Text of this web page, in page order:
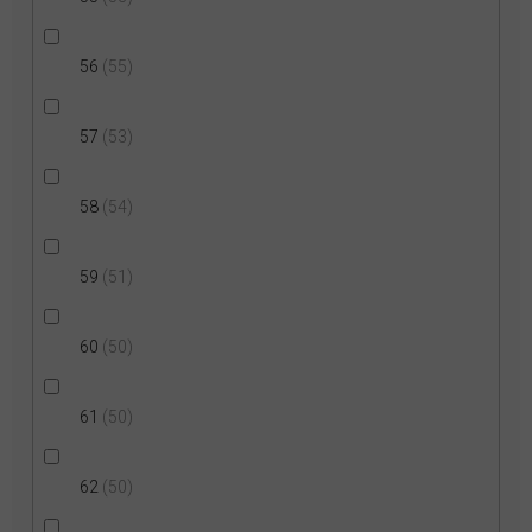
56 55
57 53
58 54
59 51
60 50
61 50
62 50